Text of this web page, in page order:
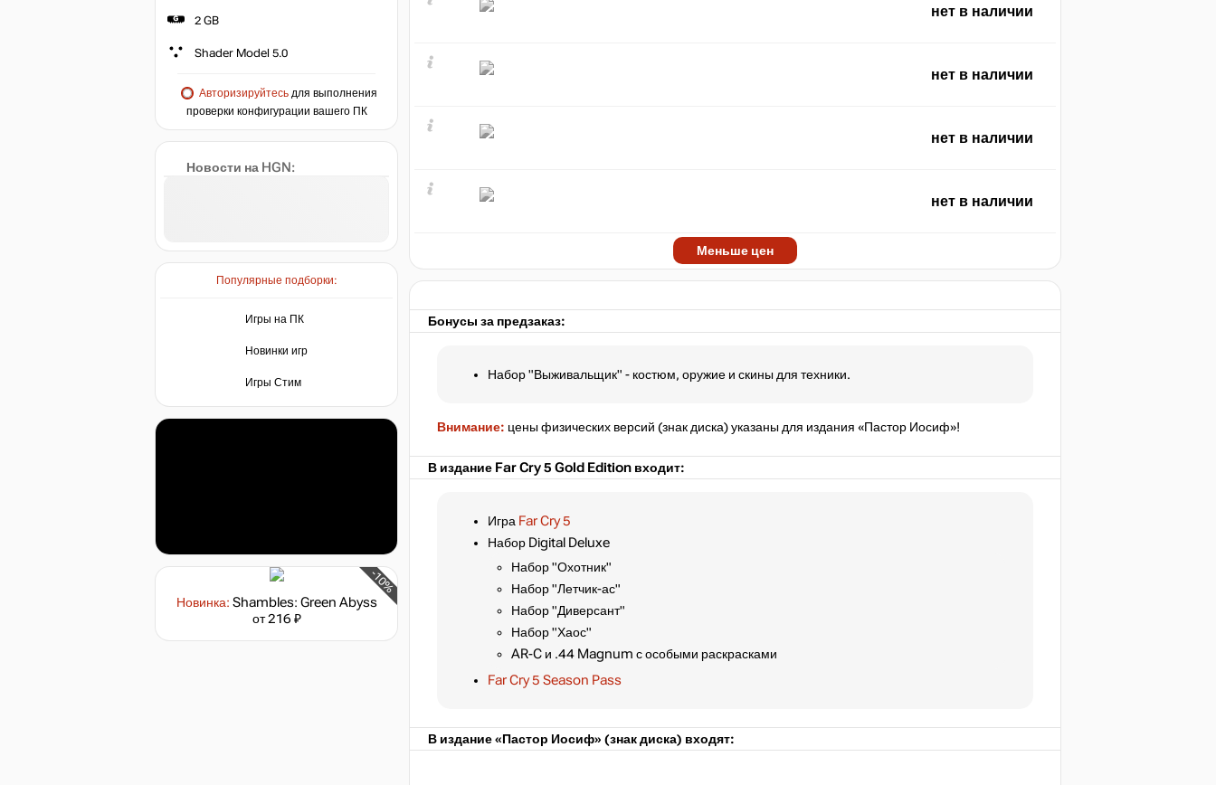
2 GB
Shader Model 5.0
Авторизируйтесьдля выполнения
проверки конфигурации вашего ПК
Новости на HGN:
Популярные подборки:
Игры на ПК
Новинки игр
Игры Стим
-10%
Новинка: Shambles: Green Abyss
от 216 ₽
нет в наличии
нет в наличии
нет в наличии
нет в наличии
Меньше цен
Бонусы за предзаказ:
Набор "Выживальщик" - костюм, оружие и скины для техники.
Внимание: цены физических версий (знак диска) указаны для издания «Пастор Иосиф»!
В издание Far Cry 5 Gold Edition входит:
Игра Far Cry 5
Набор Digital Deluxe
Набор "Охотник"
Набор "Летчик-ас"
Набор "Диверсант"
Набор "Хаос"
AR-C и .44 Magnum с особыми раскрасками
Far Cry 5 Season Pass
В издание «Пастор Иосиф» (знак диска) входят: